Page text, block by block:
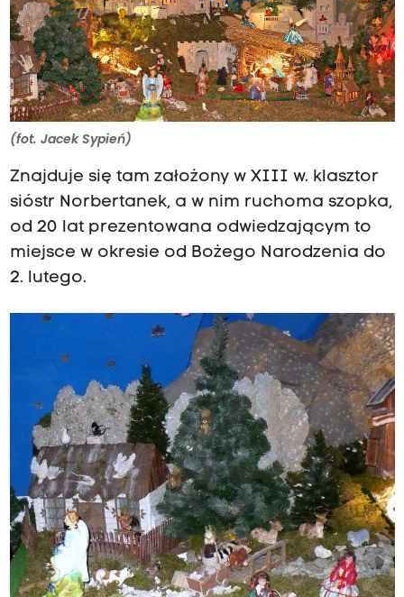
(fot. Jacek Sypień)
Znajduje się tam założony w XIII w. klasztor
sióstr Norbertanek, a w nim ruchoma szopka,
od 20 lat prezentowana odwiedzającym to
miejsce w okresie od Bożego Narodzenia do
2. lutego.